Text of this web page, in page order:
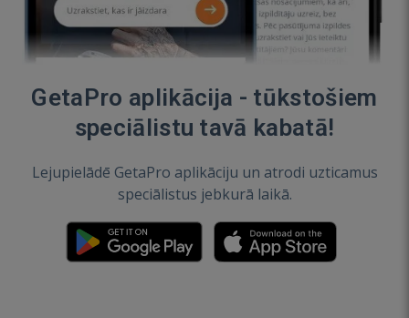
GetaPro aplikācija - tūkstošiem
speciālistu tavā kabatā!
Lejupielādē GetaPro aplikāciju un atrodi uzticamus
speciālistus jebkurā laikā.